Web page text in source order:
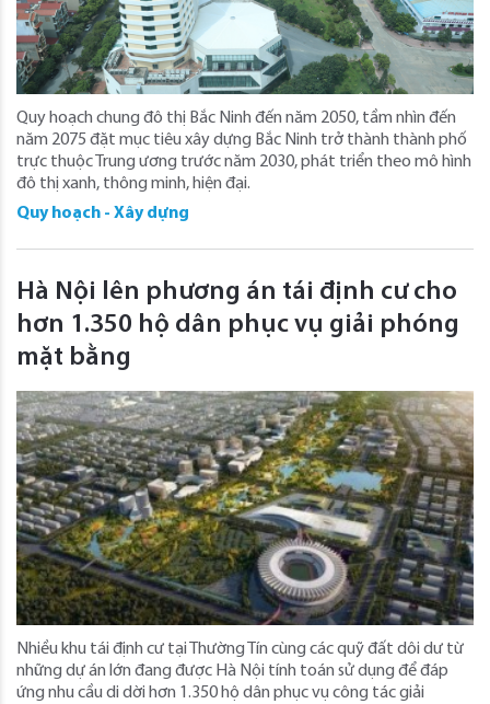
Quy hoạch chung đô thị Bắc Ninh đến năm 2050, tầm nhìn đến
năm 2075 đặt mục tiêu xây dựng Bắc Ninh trở thành thành phố
trực thuộc Trung ương trước năm 2030, phát triển theo mô hình
đô thị xanh, thông minh, hiện đại.
Quy hoạch - Xây dựng
Hà Nội lên phương án tái định cư cho
hơn 1.350 hộ dân phục vụ giải phóng
mặt bằng
Nhiều khu tái định cư tại Thường Tín cùng các quỹ đất dôi dư từ
những dự án lớn đang được Hà Nội tính toán sử dụng để đáp
ứng nhu cầu di dời hơn 1.350 hộ dân phục vụ công tác giải